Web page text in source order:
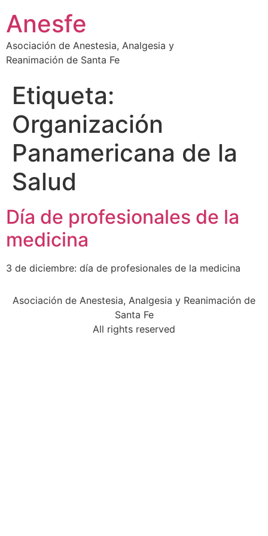
contenido
Anesfe
Asociación de Anestesia, Analgesia y
Reanimación de Santa Fe
Etiqueta:
Organización
Panamericana de la
Salud
Día de profesionales de la
medicina
3 de diciembre: día de profesionales de la medicina
Asociación de Anestesia, Analgesia y Reanimación de
Santa Fe
All rights reserved